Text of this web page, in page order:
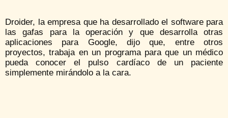
Droider, la empresa que ha desarrollado el software para
las gafas para la operación y que desarrolla otras
aplicaciones para Google, dijo que, entre otros
proyectos, trabaja en un programa para que un médico
pueda conocer el pulso cardíaco de un paciente
simplemente mirándolo a la cara.